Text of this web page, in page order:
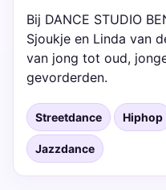
Bij DANCE STUDIO
Sjoukje en Linda van
van jong tot oud,
gevorderden.
Streetdance Hiphop
Jazzdance